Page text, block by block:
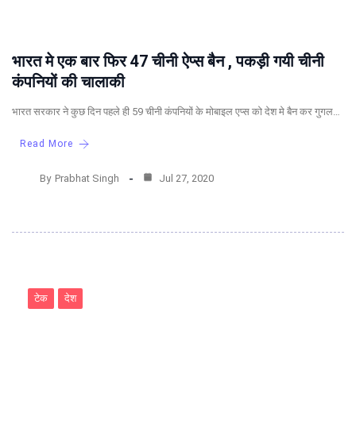
भारत मे एक बार फिर 47 चीनी ऐप्स बैन , पकड़ी गयी चीनी
कंपनियों की चालाकी
भारत सरकार ने कुछ दिन पहले ही 59 चीनी कंपनियों के मोबाइल एप्स को देश मे बैन कर गुगल…
Read More
By Prabhat Singh Jul 27, 2020
टेक देश